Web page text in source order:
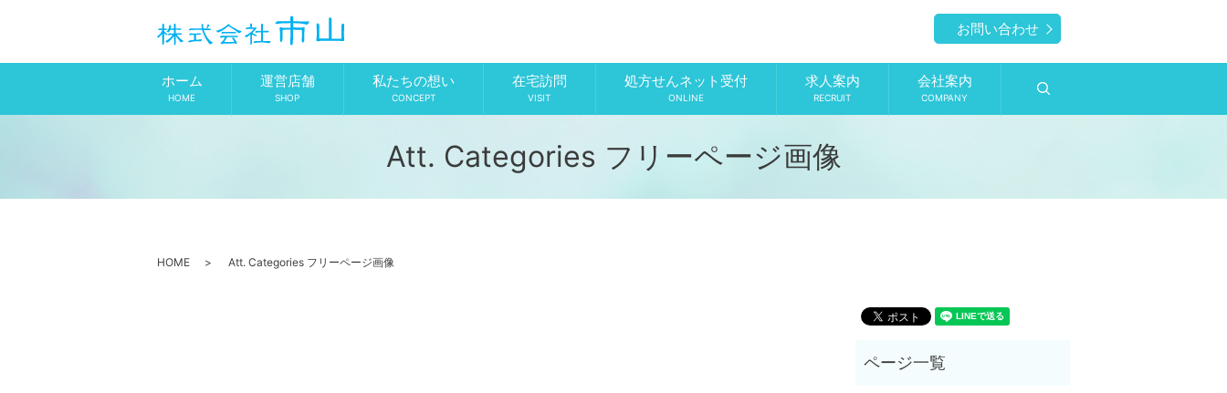
ホーム
HOME
運営店舗
SHOP
私たちの想い
CONCEPT
在宅訪問
VISIT
処方せんネット受付
ONLINE
求人案内
RECRUIT
会社案内
COMPANY
お問い合わせ
Att. Categories フリーページ画像
HOME Att. Categories フリーページ画像